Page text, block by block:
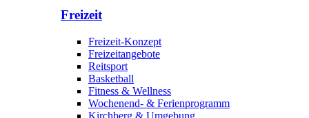
Freizeit
Freizeit-Konzept
Freizeitangebote
Reitsport
Basketball
Fitness & Wellness
Wochenend- & Ferienprogramm
Kirchberg & Umgebung